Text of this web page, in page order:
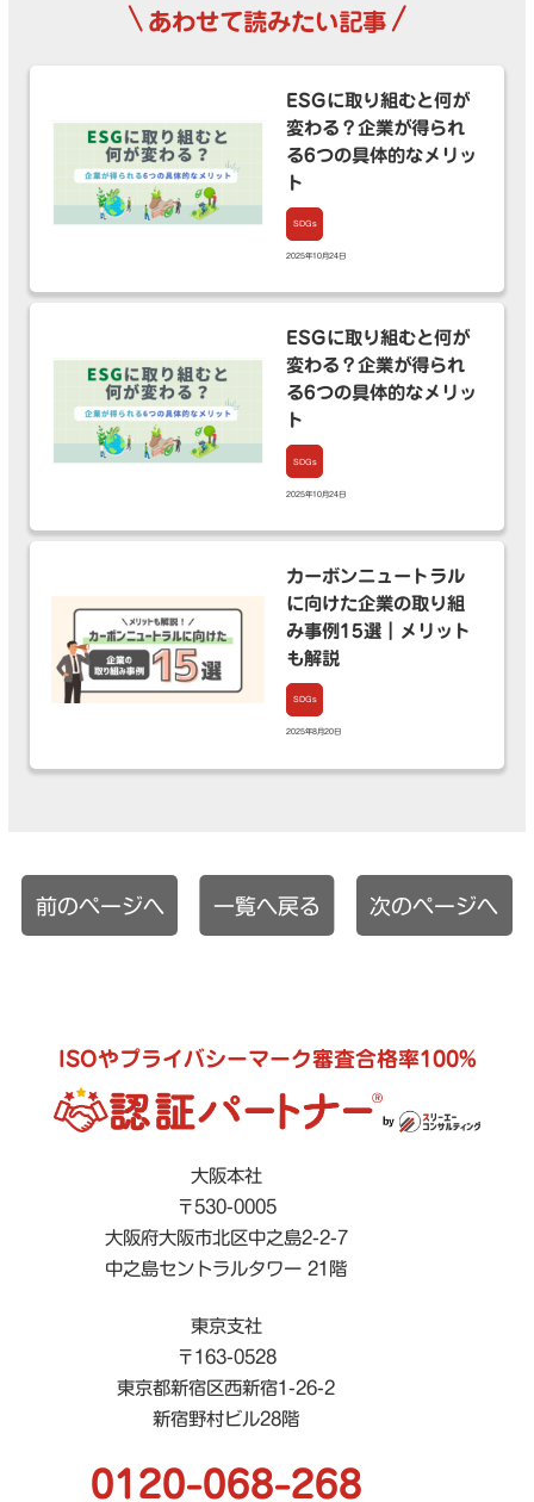
\ あわせて読みたい記事 /
SDGs
2025年10月24日
ESGに取り組むと何が
変わる？企業が得られ
る6つの具体的なメリッ
ト
SDGs
2025年10月24日
ESGに取り組むと何が
変わる？企業が得られ
る6つの具体的なメリッ
ト
SDGs
2025年8月20日
カーボンニュートラル
に向けた企業の取り組
み事例15選｜メリット
も解説
前のページへ 一覧へ戻る 次のページへ
ISOやプライバシーマーク審査合格率100%
大阪本社
〒530-0005
大阪府大阪市北区中之島2-2-7
中之島セントラルタワー 21階
東京支社
〒163-0528
東京都新宿区西新宿1-26-2
新宿野村ビル28階
0120-068-268